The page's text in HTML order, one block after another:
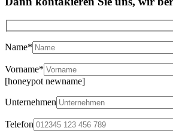
Name*
Vorname*
[honeypot newname]
Unternehmen
Telefon